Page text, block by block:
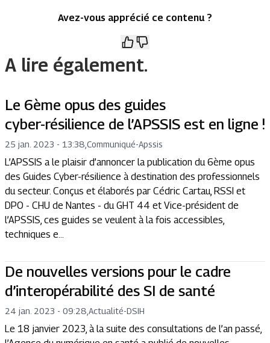
Avez-vous apprécié ce contenu ?
A lire également.
Le 6ème opus des guides
cyber-résilience de l’APSSIS est en ligne !
25 jan. 2023 - 13:38 Communiqué-Apssis
L’APSSIS a le plaisir d’annoncer la publication du 6ème opus
des Guides Cyber-résilience à destination des professionnels
du secteur. Conçus et élaborés par Cédric Cartau, RSSI et
DPO - CHU de Nantes - du GHT 44 et Vice-président de
l’APSSIS, ces guides se veulent à la fois accessibles,
techniques e...
De nouvelles versions pour le cadre
d’interopérabilité des SI de santé
24 jan. 2023 - 09:28 Actualité-DSIH
Le 18 janvier 2023, à la suite des consultations de l’an passé,